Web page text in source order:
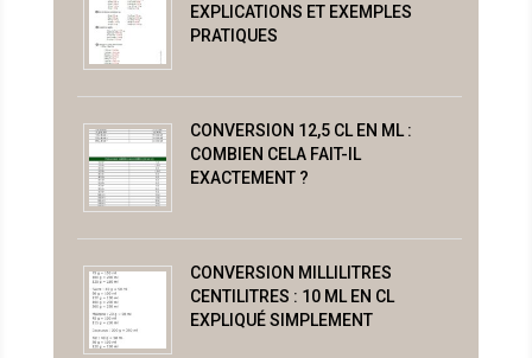
EXPLICATIONS ET EXEMPLES
PRATIQUES
CONVERSION 12,5 CL EN ML :
COMBIEN CELA FAIT-IL
EXACTEMENT ?
CONVERSION MILLILITRES
CENTILITRES : 10 ML EN CL
EXPLIQUÉ SIMPLEMENT